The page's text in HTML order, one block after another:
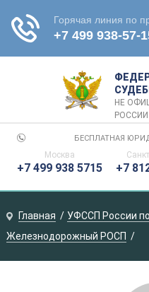
НЕ
РОССИИ
БЕСПЛАТНАЯ
Москва
+7 499 938 5715 +7
Главная
УФССП России
Железнодорожный РОСП